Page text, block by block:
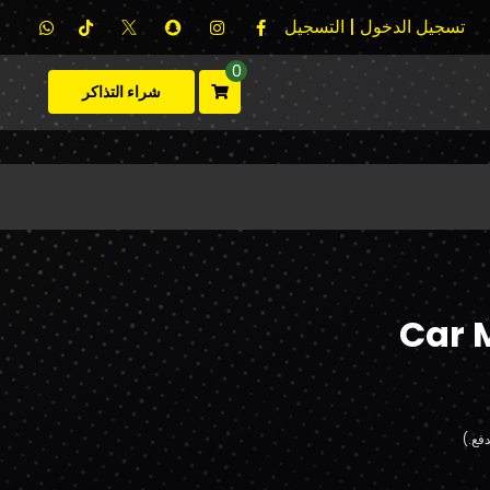
تسجيل الدخول | التسجيل
0
شراء التذاكر
Car